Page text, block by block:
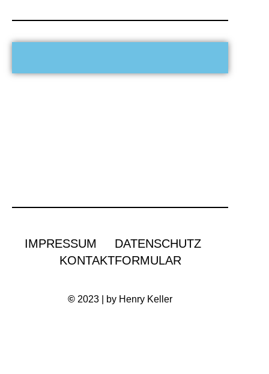
IMPRESSUM
DATENSCHUTZ
KONTAKTFORMULAR
© 2023 | by Henry Keller